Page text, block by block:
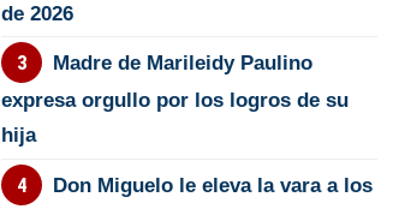
de 2026
Madre de Marileidy Paulino
expresa orgullo por los logros de su
hija
Don Miguelo le eleva la vara a los